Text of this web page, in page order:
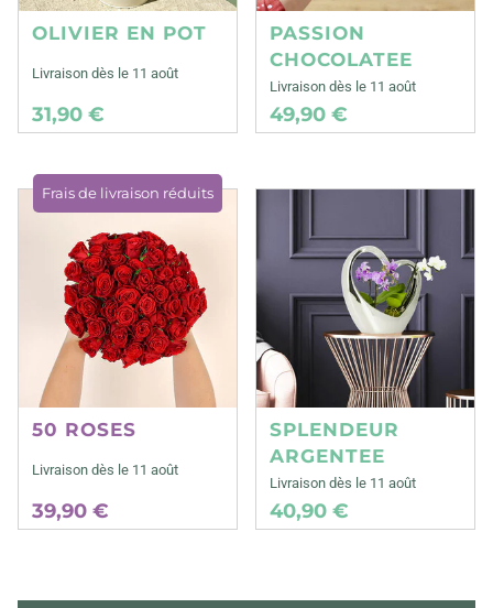
OLIVIER EN POT
Livraison dès le 11 août
31,90 €
PASSION
CHOCOLATEE
Livraison dès le 11 août
49,90 €
Frais de livraison réduits
50 ROSES
Livraison dès le 11 août
39,90 €
SPLENDEUR
ARGENTEE
Livraison dès le 11 août
40,90 €